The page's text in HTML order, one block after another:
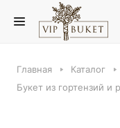
Главная Каталог
Букет из гортензий и